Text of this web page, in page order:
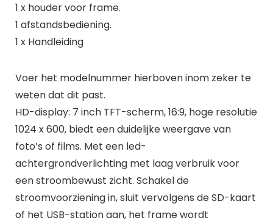
1 x houder voor frame.
1 afstandsbediening.
1 x Handleiding
Voer het modelnummer hierboven inom zeker te
weten dat dit past.
HD-display: 7 inch TFT-scherm, 16:9, hoge resolutie
1024 x 600, biedt een duidelijke weergave van
foto’s of films. Met een led-
achtergrondverlichting met laag verbruik voor
een stroombewust zicht. Schakel de
stroomvoorziening in, sluit vervolgens de SD-kaart
of het USB-station aan, het frame wordt